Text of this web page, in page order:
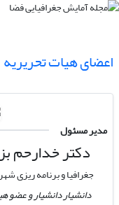
اعضای هیات تحریریه
مدیر مسئول
دکتر خدارحم
جغرافیا و برنامه ریزی
دانشیار دانشیار و عضو